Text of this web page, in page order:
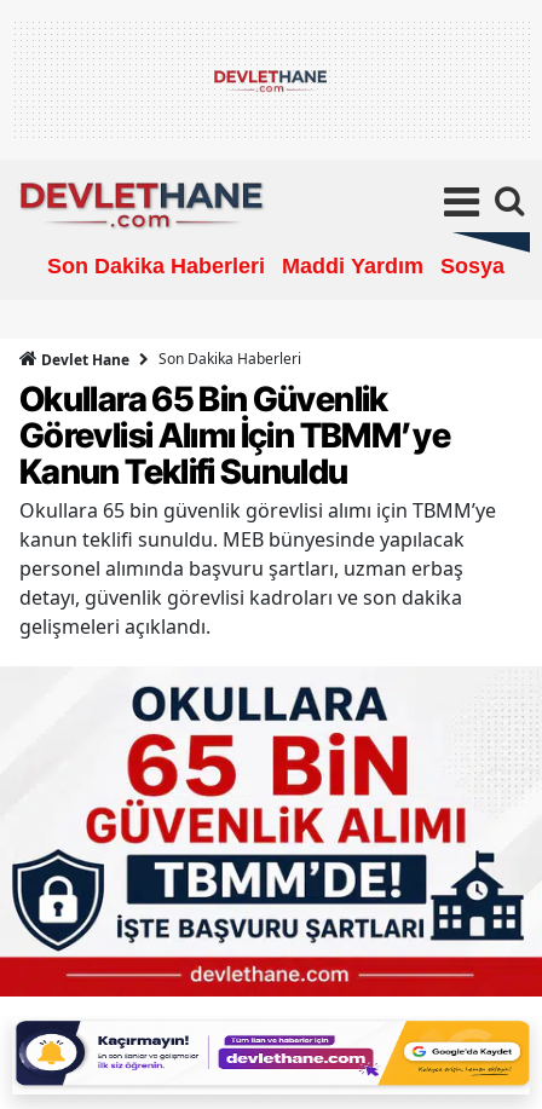
Son Dakika Haberleri Maddi Yardım Sosyal
Devlet Hane Son Dakika Haberleri
Okullara 65 Bin Güvenlik
Görevlisi Alımı İçin TBMM’ye
Kanun Teklifi Sunuldu
Okullara 65 bin güvenlik görevlisi alımı için TBMM’ye
kanun teklifi sunuldu. MEB bünyesinde yapılacak
personel alımında başvuru şartları, uzman erbaş
detayı, güvenlik görevlisi kadroları ve son dakika
gelişmeleri açıklandı.